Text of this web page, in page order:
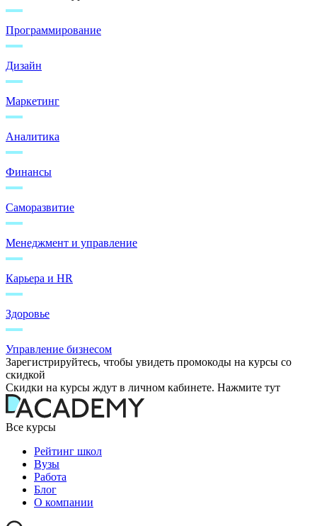
Программирование
Дизайн
Маркетинг
Аналитика
Финансы
Саморазвитие
Менеджмент и управление
Карьера и HR
Здоровье
Управление бизнесом
Зарегистрируйтесь, чтобы увидеть промокоды на курсы со
скидкой
Скидки на курсы ждут в личном кабинете. Нажмите тут
Все курсы
Рейтинг школ
Вузы
Работа
Блог
О компании